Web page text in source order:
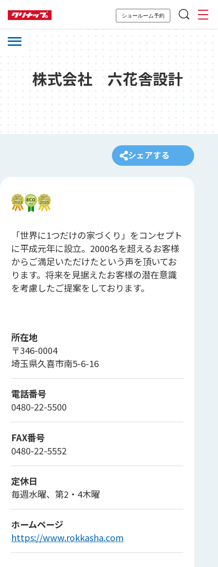
ショールーム予約
株式会社 六花舎設計
シェアする
「世界に1つだけの家づくり」をコンセプト
に平成元年に設立。2000名を超えるお客様
からご満足いただけたという声を頂いてお
ります。将来を見据えたお客様の潜在意識
を考慮したご提案をしております。
所在地
〒346-0004
埼玉県久喜市南5-6-16
電話番号
0480-22-5500
FAX番号
0480-22-5552
定休日
毎週水曜、第2・4木曜
ホームページ
https://www.rokkasha.com